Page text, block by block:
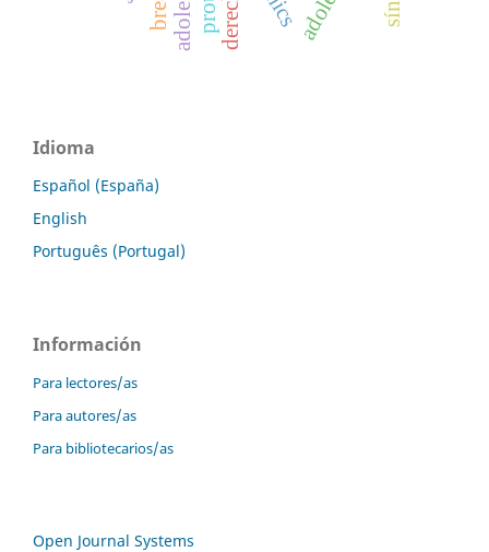
Idioma
Español (España)
English
Português (Portugal)
Información
Para lectores/as
Para autores/as
Para bibliotecarios/as
Open Journal Systems